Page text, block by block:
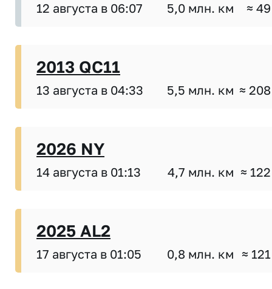
12 августа в 06:07 5,0 млн. км ≈
2013 QC11
13 августа в 04:33 5,5 млн. км ≈
2026 NY
14 августа в 01:13 4,7 млн. км ≈
2025 AL2
17 августа в 01:05 0,8 млн. км ≈